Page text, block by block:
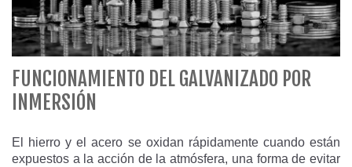
FUNCIONAMIENTO DEL GALVANIZADO POR
INMERSIÓN
El hierro y el acero se oxidan rápidamente cuando están
expuestos a la acción de la atmósfera, una forma de evitar